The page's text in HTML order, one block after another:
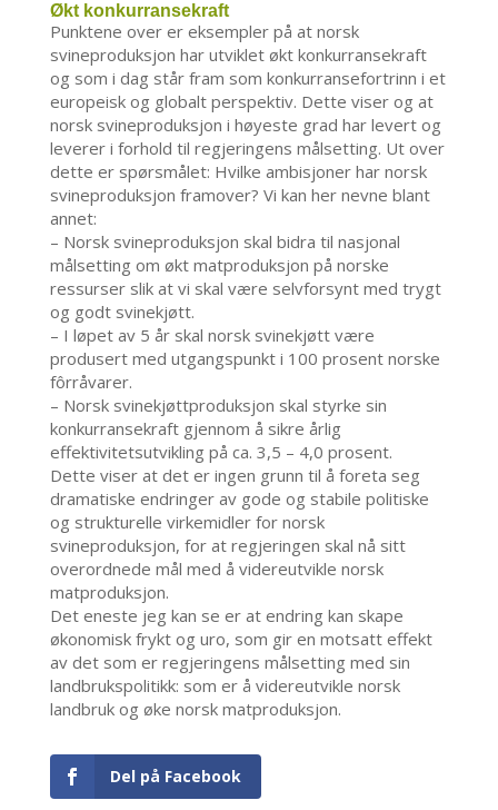
Økt konkurransekraft
Punktene over er eksempler på at norsk
svineproduksjon har utviklet økt konkurransekraft
og som i dag står fram som konkurransefortrinn i et
europeisk og globalt perspektiv. Dette viser og at
norsk svineproduksjon i høyeste grad har levert og
leverer i forhold til regjeringens målsetting. Ut over
dette er spørsmålet: Hvilke ambisjoner har norsk
svineproduksjon framover? Vi kan her nevne blant
annet:
– Norsk svineproduksjon skal bidra til nasjonal
målsetting om økt matproduksjon på norske
ressurser slik at vi skal være selvforsynt med trygt
og godt svinekjøtt.
– I løpet av 5 år skal norsk svinekjøtt være
produsert med utgangspunkt i 100 prosent norske
fôrråvarer.
– Norsk svinekjøttproduksjon skal styrke sin
konkurransekraft gjennom å sikre årlig
effektivitetsutvikling på ca. 3,5 – 4,0 prosent.
Dette viser at det er ingen grunn til å foreta seg
dramatiske endringer av gode og stabile politiske
og strukturelle virkemidler for norsk
svineproduksjon, for at regjeringen skal nå sitt
overordnede mål med å videreutvikle norsk
matproduksjon.
Det eneste jeg kan se er at endring kan skape
økonomisk frykt og uro, som gir en motsatt effekt
av det som er regjeringens målsetting med sin
landbrukspolitikk: som er å videreutvikle norsk
landbruk og øke norsk matproduksjon.
Del på Facebook